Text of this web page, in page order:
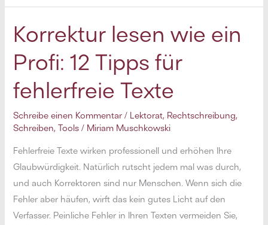
häufige
Sonderzeichen
(am
Mac)
Korrektur lesen wie ein
Profi: 12 Tipps für
fehlerfreie Texte
Schreibe einen Kommentar / Lektorat, Rechtschreibung,
Schreiben,Tools / Miriam Muschkowski
Fehlerfreie Texte wirken professionell und erhöhen Ihre
Glaubwürdigkeit. Natürlich rutscht jedem mal was durch,
und auch Korrektoren sind nur Menschen. Wenn sich die
Fehler aber häufen, wirft das kein gutes Licht auf den
Verfasser. Peinliche Fehler in Ihren Texten vermeiden Sie,